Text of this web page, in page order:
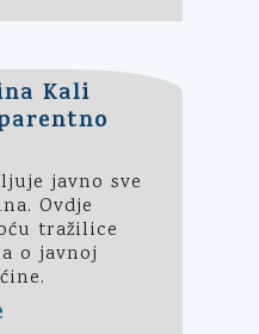
Kali
javno sve
Ovdje
tražilice
o javnoj